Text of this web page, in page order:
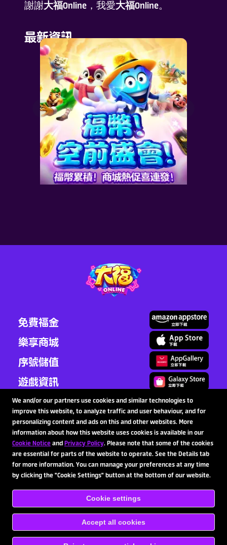
謝謝大福Online，我愛大福Online。
最新資訊
We and/or our partners use cookies and similar technologies to
improve this website, to analyze traffic and user behaviour, and for
personalizing content and ads on this and other websites. More
information about how this website uses cookies is available in our
Cookie NoticeandPrivacy Policy. Please note that some of the cookies
are essential for parts of the website to operate. See the Details tab
for more information. You can manage your preferences at any time
by clicking the "Cookie Settings" button at the bottom of our website.
Cookie settings
Accept all cookies
免費福金
樂享商城
序號儲值
遊戲資訊
客服中心
商業洽談
追蹤我們
Copyright © 2020-2026 SpinX Games Ltd. All rights
使用規章 隱私權條款 成癮防止協助 儲值
條款及條件 cookie
ENGLISH